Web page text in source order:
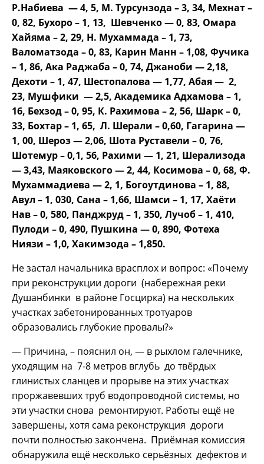
Р.Набиева — 4, 5, М. Турсунзода – 3, 34, Мехнат –
0, 82, Бухоро – 1, 13, Шевченко — 0, 83, Омара
Хайяма – 2, 29, Н. Мухаммада – 1, 73,
Валоматзода – 0, 83, Карин Манн – 1,08, Фучика
– 1, 86, Ака Раджаба – 0, 74, Джаноби — 2,18,
Дехоти – 1, 47, Шестопалова — 1,77, Абая — 2,
23, Мушфики — 2,5, Академика Адхамова – 1,
16, Бехзод – 0, 95, К. Рахимова – 2, 56, Шарк – 0,
33, Бохтар – 1, 65, Л. Шерали – 0,60, Гагарина —
1, 00, Шероз — 2,06, Шота Руставели – 0, 76,
Шотемур – 0,1, 56, Рахими — 1, 21, Шерализода
— 3,43, Маяковского — 2, 44, Косимова – 0, 68, Ф.
Мухаммадиева — 2, 1, Богоутдинова – 1, 88,
Авул – 1, 030, Сана – 1,66, Шамси – 1, 17, Хаёти
Нав – 0, 580, Панджруд – 1, 350, Лучоб – 1, 410,
Пулоди – 0, 490, Пушкина — 0, 890, Фотеха
Ниязи – 1,0, Хакимзода – 1,850.
Не застал начальника врасплох и вопрос: «Почему
при реконструкции дороги (набережная реки
Душанбинки в районе Госцирка) на нескольких
участках забетонированных тротуаров
образовались глубокие провалы?»
— Причина, – пояснил он, — в рыхлом галечнике,
уходящим на 7-8 метров вглубь до твёрдых
глинистых сланцев и прорыве на этих участках
проржавевших труб водопроводной системы, но
эти участки снова ремонтируют. Работы ещё не
завершены, хотя сама реконструкция дороги
почти полностью закончена. Приёмная комиссия
обнаружила ещё несколько серьёзных дефектов и